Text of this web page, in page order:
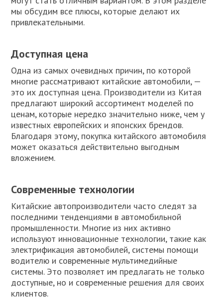
мы обсудим все плюсы, которые делают их
привлекательными.
Доступная цена
Одна из самых очевидных причин, по которой
многие рассматривают китайские автомобили, —
это их доступная цена. Производители из Китая
предлагают широкий ассортимент моделей по
ценам, которые нередко значительно ниже, чем у
известных европейских и японских брендов.
Благодаря этому, покупка китайского автомобиля
может оказаться действительно выгодным
вложением.
Современные технологии
Китайские автопроизводители часто следят за
последними тенденциями в автомобильной
промышленности. Многие из них активно
используют инновационные технологии, такие как
электрификация автомобилей, системы помощи
водителю и современные мультимедийные
системы. Это позволяет им предлагать не только
доступные, но и современные решения для своих
клиентов.